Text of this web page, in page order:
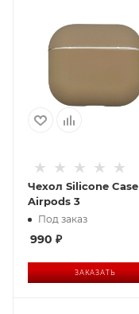
Чехол Silicone Case
Airpods 3
Под заказ
990 ₽
ЗАКАЗАТЬ